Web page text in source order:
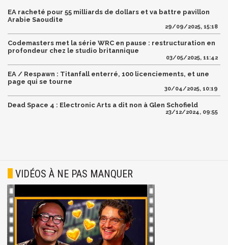
EA racheté pour 55 milliards de dollars et va battre pavillon
Arabie Saoudite
29/09/2025, 15:18
Codemasters met la série WRC en pause : restructuration en
profondeur chez le studio britannique
03/05/2025, 11:42
EA / Respawn : Titanfall enterré, 100 licenciements, et une
page qui se tourne
30/04/2025, 10:19
Dead Space 4 : Electronic Arts a dit non à Glen Schofield
23/12/2024, 09:55
VIDÉOS À NE PAS MANQUER